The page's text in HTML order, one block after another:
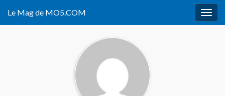
Le Mag de MO5.COM